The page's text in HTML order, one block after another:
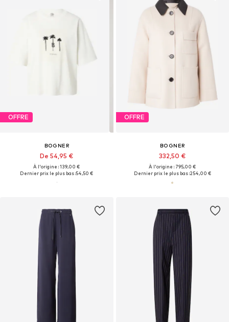
OFFRE
BOGNER
De 54,95 €
À l'origine : 139,00 €
Dernier prix le plus bas :54,50 €
OFFRE
BOGNER
332,50 €
À l'origine : 795,00 €
Dernier prix le plus bas :254,00 €